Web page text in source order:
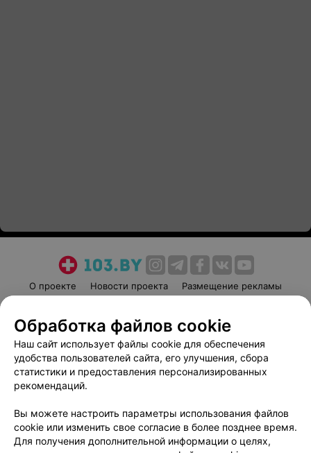
О проекте Новости проекта
Размещение рекламы
Пользовательское соглашение
Способы оплаты
Вакансии
Партнеры
Написать руководителю 103.by
Обработка персональных данных
Обработка файлов cookie
Наш сайт использует файлы cookie для обеспечения
удобства пользователей сайта, его улучшения, сбора
статистики и предоставления персонализированных
рекомендаций.
Вы можете настроить параметры использования файлов
cookie или изменить свое согласие в более позднее время.
Для получения дополнительной информации о целях,